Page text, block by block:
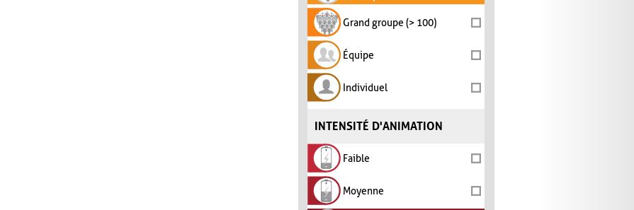
Grand groupe (> 100)
Équipe
Individuel
INTENSITÉ D'ANIMATION
Faible
Moyenne